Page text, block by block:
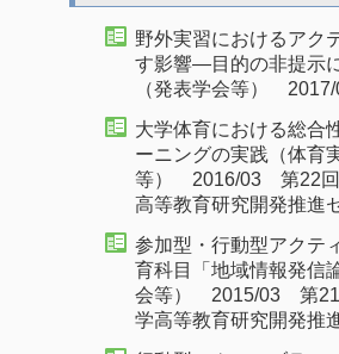
野外実習におけるアク
す影響―目的の非提示
（発表学会等）
大学体育における総
ーニングの実践（体
等） 2016/03 第22回
高等教育研究開発推進
参加型・行動型アクテ
育科目「地域情報発信
会等） 2015/03 第21
学高等教育研究開発推